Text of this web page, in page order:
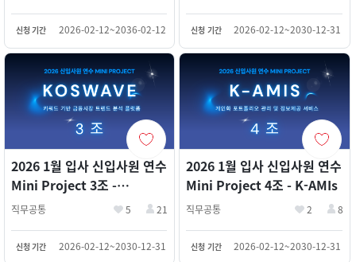
신청 기간 2026-02-12~2036-02-12 신청 기간 2026-02-12~2030-12-31
2026 1월 입사 신입사원 연수
Mini Project 3조 -
KosWave (2등)
직무공통 5 21
신청 기간 2026-02-12~2030-12-31
2026 1월 입사 신입사원 연수
Mini Project 4조 - K-AMIs
직무공통 2 8
신청 기간 2026-02-12~2030-12-31